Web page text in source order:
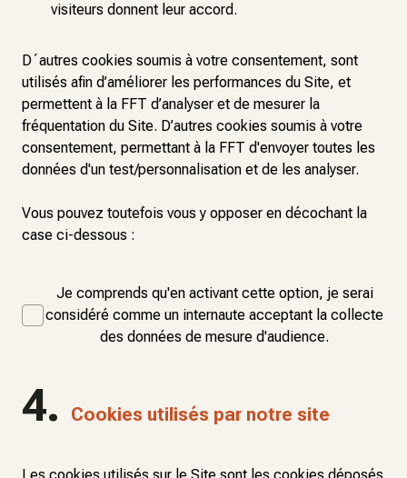
visiteurs donnent leur accord.
D´autres cookies soumis à votre consentement, sont
utilisés afin d’améliorer les performances du Site, et
permettent à la FFT d’analyser et de mesurer la
fréquentation du Site. D’autres cookies soumis à votre
consentement, permettant à la FFT d'envoyer toutes les
données d'un test/personnalisation et de les analyser.
Vous pouvez toutefois vous y opposer en décochant la
case ci-dessous :
Je comprends qu'en activant cette option, je serai
considéré comme un internaute acceptant la collecte
des données de mesure d'audience.
4. Cookies utilisés par notre site